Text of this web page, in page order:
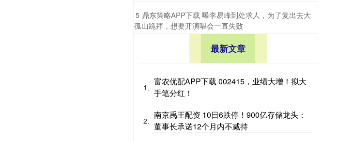
5 ​鼎东策略APP下载 曝李易峰到处求人，为了复出去大
孤山跪拜，想要开演唱会一直失败
最新文章
1、
富农优配APP下载 002415，业绩大增！拟大
手笔分红！
2、
南京禹王配资 10日6跌停！900亿存储龙头：
董事长承诺12个月内不减持